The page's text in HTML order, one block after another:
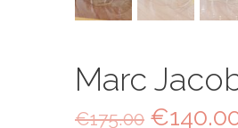
Marc
€175.00 Il
€